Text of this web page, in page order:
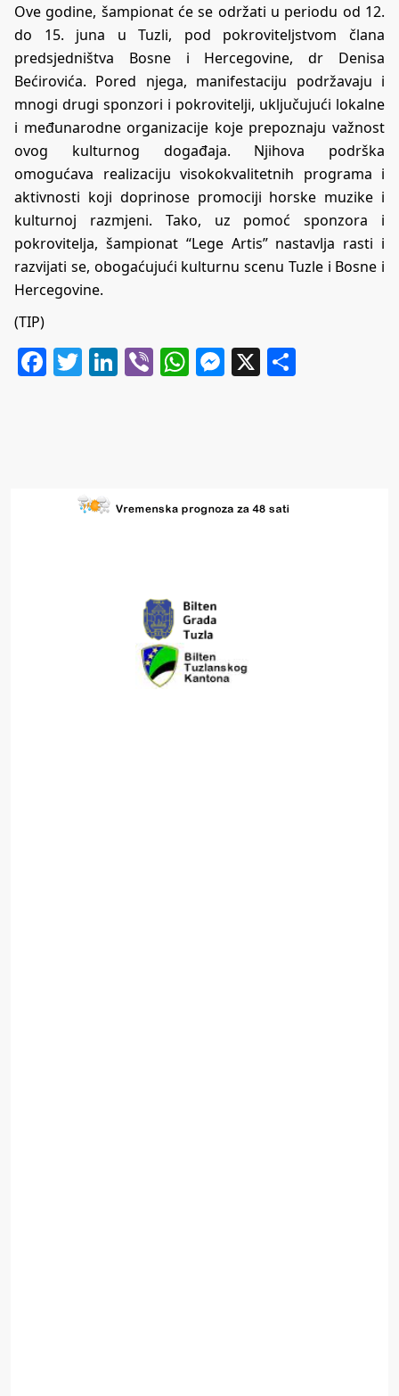
Ove godine, šampionat će se održati u periodu od 12.
do 15. juna u Tuzli, pod pokroviteljstvom člana
predsjedništva Bosne i Hercegovine, dr Denisa
Bećirovića. Pored njega, manifestaciju podržavaju i
mnogi drugi sponzori i pokrovitelji, uključujući lokalne
i međunarodne organizacije koje prepoznaju važnost
ovog kulturnog događaja. Njihova podrška
omogućava realizaciju visokokvalitetnih programa i
aktivnosti koji doprinose promociji horske muzike i
kulturnoj razmjeni. Tako, uz pomoć sponzora i
pokrovitelja, šampionat “Lege Artis” nastavlja rasti i
razvijati se, obogaćujući kulturnu scenu Tuzle i Bosne i
Hercegovine.
(TIP)
Facebook
Twitter
LinkedIn
ViberWhatsApp
Messenger
X